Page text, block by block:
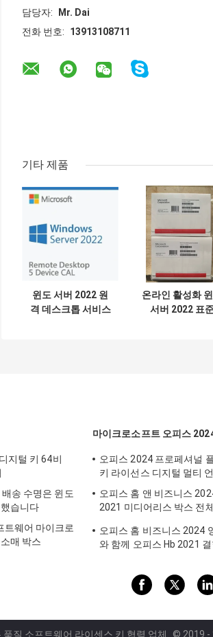
담당자:
Mr. Dai
전화 번호:
13913108711
기타 제품
윈도 서버 2022 원
격 데스크톱 서비스
온라인 활성화
서버 2022 표
지털 키 64비
송 수명은 윈도
습니다
트웨어 마이크로
매 박스
마이크로소프트 오피스
오피스 2024 프로페셔널
키 라이선스 디지털 멀티
오피스 홈 앤 비즈니스
2021 미디어리스 박스 전
오피스 홈 비즈니스 2024
와 함께 오피스 Hb 2021 결
품질 소프트웨어 라이센스 키 협력 업체. © 2019 -